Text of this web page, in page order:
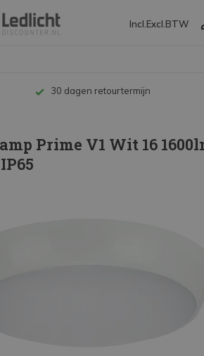
Incl. Excl. BTW
Tot 10 jaar garantie
Prime V1 Wit 16